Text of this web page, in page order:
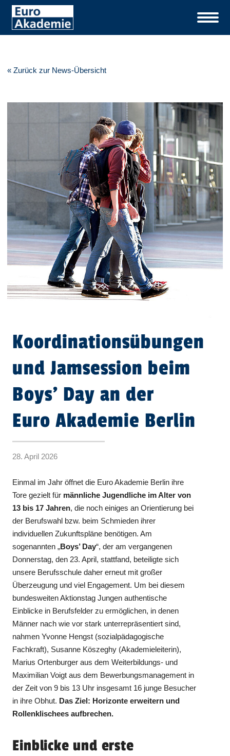
« Zurück zur News-Übersicht
Koordinationsübungen
und Jamsession beim
Boys’ Day an der
Euro Akademie Berlin
28. April 2026
Einmal im Jahr öffnet die Euro Akademie Berlin ihre
Tore gezielt für männliche Jugendliche im Alter von
13 bis 17 Jahren, die noch einiges an Orientierung bei
der Berufswahl bzw. beim Schmieden ihrer
individuellen Zukunftspläne benötigen. Am
sogenannten „Boys’ Day“, der am vergangenen
Donnerstag, den 23. April, stattfand, beteiligte sich
unsere Berufsschule daher erneut mit großer
Überzeugung und viel Engagement. Um bei diesem
bundesweiten Aktionstag Jungen authentische
Einblicke in Berufsfelder zu ermöglichen, in denen
Männer nach wie vor stark unterrepräsentiert sind,
nahmen Yvonne Hengst (sozialpädagogische
Fachkraft), Susanne Köszeghy (Akademieleiterin),
Marius Ortenburger aus dem Weiterbildungs- und
Maximilian Voigt aus dem Bewerbungsmanagement in
der Zeit von 9 bis 13 Uhr insgesamt 16 junge Besucher
in ihre Obhut. Das Ziel: Horizonte erweitern und
Rollenklischees aufbrechen.
Einblicke und erste